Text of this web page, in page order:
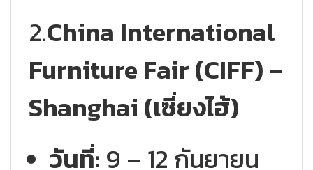
2.China International
Furniture Fair (CIFF) –
Shanghai (เซี่ยงไฮ้)
วันที่: 9 – 12 กันยายน